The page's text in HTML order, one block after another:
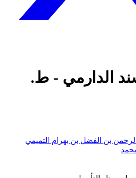
الدارمي - ط.
الرحمن بن الفضل بن بهرام التميمي